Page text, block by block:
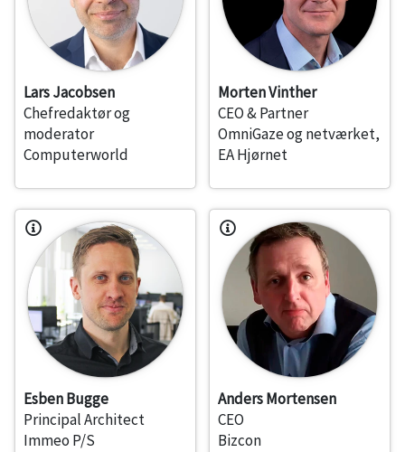
Lars Jacobsen
Chefredaktør og
moderator
Computerworld
Morten Vinther
CEO & Partner
OmniGaze og netværket,
EA Hjørnet
Esben Bugge
Principal Architect
Immeo P/S
Anders Mortensen
CEO
Bizcon